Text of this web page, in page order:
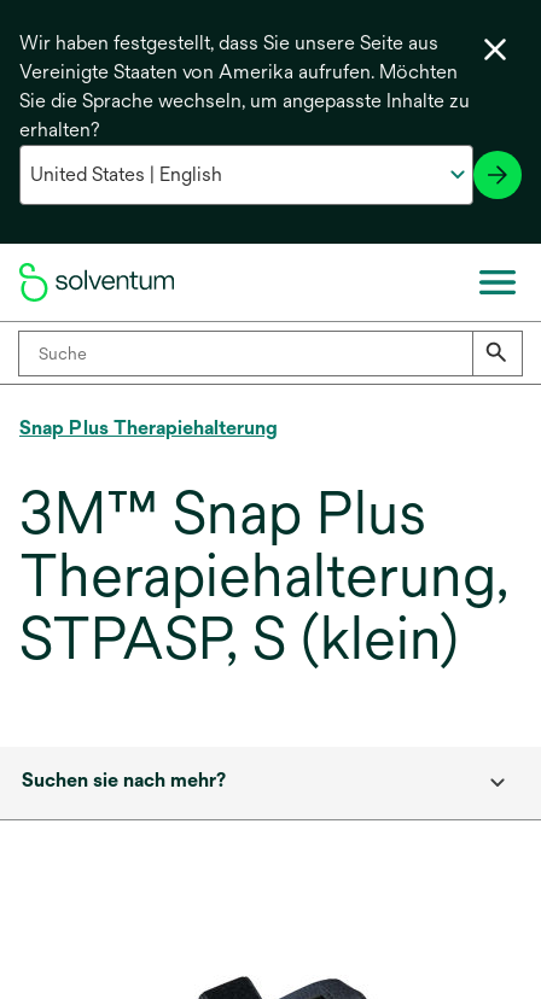
Wir haben festgestellt, dass Sie unsere Seite aus
Vereinigte Staaten von Amerika aufrufen. Möchten
Sie die Sprache wechseln, um angepasste Inhalte zu
erhalten?
Snap Plus Therapiehalterung
3M™ Snap Plus
Therapiehalterung,
STPASP, S (klein)
Suchen sie nach mehr?